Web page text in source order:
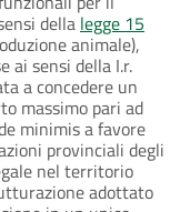
della legge 15
animale),
ai sensi della I.r.
a concedere un
massimo pari ad
minimis a favore
provinciali degli
nel territorio
adottato